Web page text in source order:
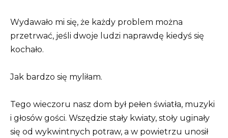
Wydawało mi się, że każdy problem można
przetrwać, jeśli dwoje ludzi naprawdę kiedyś się
kochało.
Jak bardzo się myliłam.
Tego wieczoru nasz dom był pełen światła, muzyki
i głosów gości. Wszędzie stały kwiaty, stoły uginały
się od wykwintnych potraw, a w powietrzu unosił